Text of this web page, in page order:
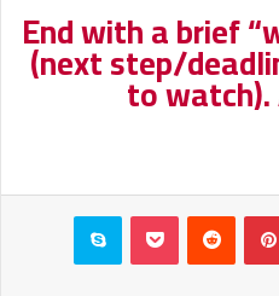
End with a brief
(next step/
to
بينتيريست بوكيت سكايب